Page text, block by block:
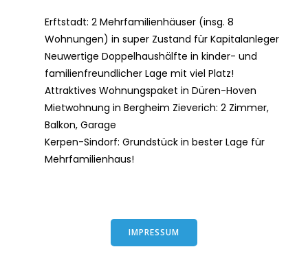
Erftstadt: 2 Mehrfamilienhäuser (insg. 8
Wohnungen) in super Zustand für Kapitalanleger
Neuwertige Doppelhaushälfte in kinder- und
familienfreundlicher Lage mit viel Platz!
Attraktives Wohnungspaket in Düren-Hoven
Mietwohnung in Bergheim Zieverich: 2 Zimmer,
Balkon, Garage
Kerpen-Sindorf: Grundstück in bester Lage für
Mehrfamilienhaus!
IMPRESSUM